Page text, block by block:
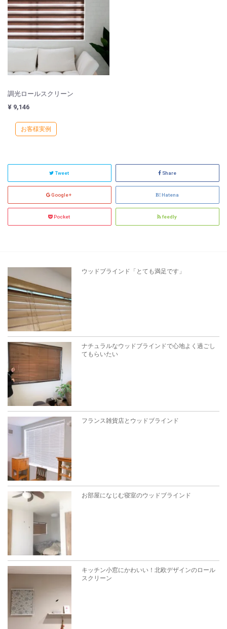
調光ロールスクリーン
¥ 9,146
お客様実例
Tweet Share
Google+ Hatena
Pocket feedly
ウッドブラインド「とても満足です」
ナチュラルなウッドブラインドで心地よく過ごし
てもらいたい
フランス雑貨店とウッドブラインド
お部屋になじむ寝室のウッドブラインド
キッチン小窓にかわいい！北欧デザインのロール
スクリーン